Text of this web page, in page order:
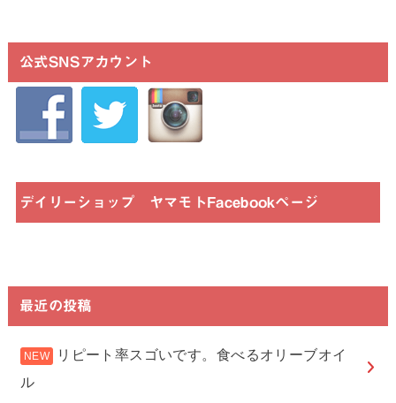
公式SNSアカウント
デイリーショップ ヤマモトFacebookページ
最近の投稿
リピート率スゴいです。食べるオリーブオイ
ル